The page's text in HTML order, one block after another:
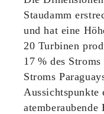
Staudamm
und hat eine
20 Turbinen
17 % des
Stroms
Aussichtspunkte